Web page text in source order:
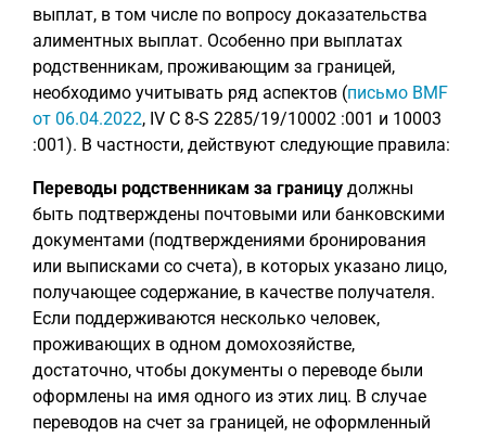
выплат, в том числе по вопросу доказательства
алиментных выплат. Особенно при выплатах
родственникам, проживающим за границей,
необходимо учитывать ряд аспектов (письмо BMF
от 06.04.2022, IV C 8-S 2285/19/10002 :001 и 10003
:001). В частности, действуют следующие правила:
Переводы родственникам за границу должны
быть подтверждены почтовыми или банковскими
документами (подтверждениями бронирования
или выписками со счета), в которых указано лицо,
получающее содержание, в качестве получателя.
Если поддерживаются несколько человек,
проживающих в одном домохозяйстве,
достаточно, чтобы документы о переводе были
оформлены на имя одного из этих лиц. В случае
переводов на счет за границей, не оформленный